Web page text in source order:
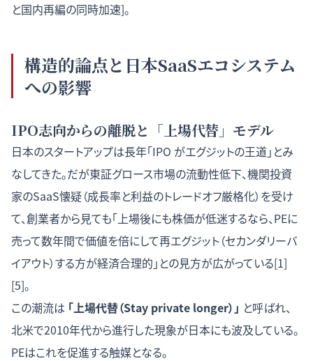
と国内再編の同時加速]。
構造的論点と日本SaaSエコシステム
への影響
IPO志向からの離脱と「上場代替」モデル
日本のスタートアップは長年「IPO がエグジットの王道」とみ
なしてきた。だが東証グロース市場の流動性低下、機関投資
家のSaaS懐疑（成長率と利益のトレードオフ厳格化）を受け
て、創業者から見ても「上場後にも株価が低迷するなら、PEに
売って数年間で価値を倍にして再エグジット（セカンダリーバ
イアウト）する方が経済合理的」との見方が広がっている[1]
[5]。
この潮流は 「上場代替（Stay private longer）」 と呼ばれ、
北米で2010年代から進行した現象が日本にも波及している。
PEはこれを促進する触媒となる。